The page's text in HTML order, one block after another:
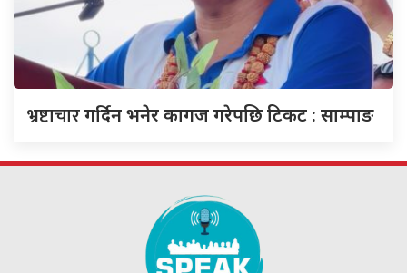
भ्रष्टाचारगर्दिन भनेर कागज गरेपछि टिकट : साम्पाङ